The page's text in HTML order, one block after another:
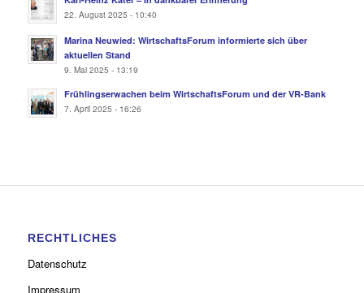
22. August 2025 - 10:40
Marina Neuwied: WirtschaftsForum informierte sich über
aktuellen Stand
9. Mai 2025 - 13:19
Frühlingserwachen beim WirtschaftsForum und der VR-Bank
7. April 2025 - 16:26
RECHTLICHES
Datenschutz
Impressum